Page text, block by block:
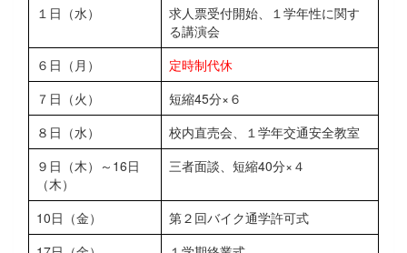
１日（水）
求人票受付開始、１学年性に関す
る講演会
６日（月）
定時制代休
７日（火）
短縮45分×６
８日（水）
校内直売会、１学年交通安全教室
９日（木）～16日
（木）
三者面談、短縮40分×４
10日（金）
第２回バイク通学許可式